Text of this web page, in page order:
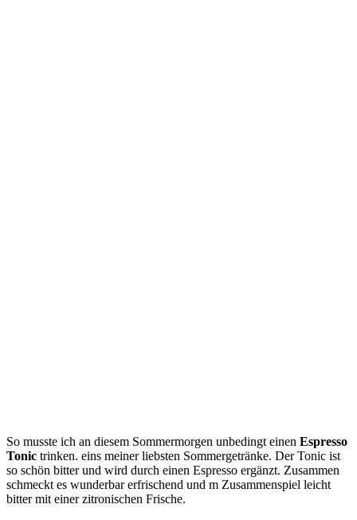
So musste ich an diesem Sommermorgen unbedingt einen Espresso
Tonic trinken. eins meiner liebsten Sommergetränke. Der Tonic ist
so schön bitter und wird durch einen Espresso ergänzt. Zusammen
schmeckt es wunderbar erfrischend und m Zusammenspiel leicht
bitter mit einer zitronischen Frische.